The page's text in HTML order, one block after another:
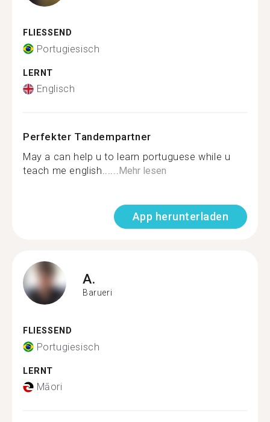
FLIESSEND
Portugiesisch
LERNT
Englisch
Perfekter Tandempartner
May a can help u to learn portuguese while u
teach me english......Mehr lesen
App herunterladen
A.
Barueri
FLIESSEND
Portugiesisch
LERNT
Māori